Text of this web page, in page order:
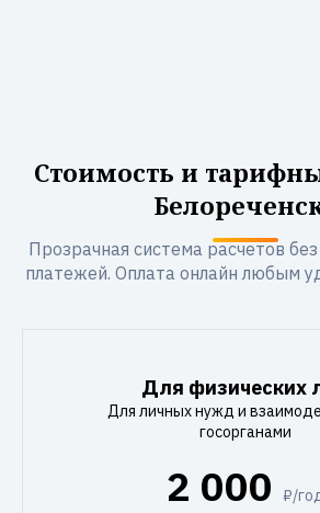
Стоимость и
Прозрачная система расчетов
платежей. Оплата онлайн любым
Для физических
Для личных нужд и
госорганами
2 000 ₽/